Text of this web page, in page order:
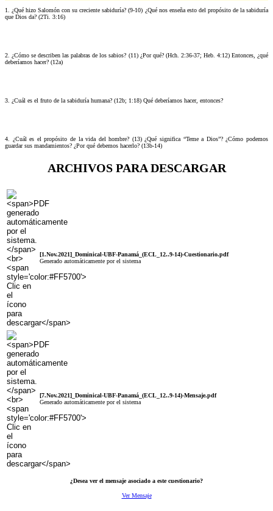
1. ¿Qué hizo Salomón con su creciente sabiduría? (9-10) ¿Qué nos enseña esto del propósito de la sabiduría
que Dios da? (2Ti. 3:16)
2. ¿Cómo se describen las palabras de los sabios? (11) ¿Por qué? (Hch. 2:36-37; Heb. 4:12) Entonces, ¿qué
deberíamos hacer? (12a)
3. ¿Cuál es el fruto de la sabiduría humana? (12b; 1:18) Qué deberíamos hacer, entonces?
4. ¿Cuál es el propósito de la vida del hombre? (13) ¿Qué significa “Teme a Dios”? ¿Cómo podemos
guardar sus mandamientos? ¿Por qué debemos hacerlo? (13b-14)
ARCHIVOS PARA DESCARGAR
[1.Nov.2021]_Dominical-UBF-Panamá_(ECL_12..9-14)-Cuestionario.pdf
Generado automáticamente por el sistema
[7.Nov.2021]_Dominical-UBF-Panamá_(ECL_12..9-14)-Mensaje.pdf
Generado automáticamente por el sistema
¿Desea ver el mensaje asociado a este cuestionario?
Ver Mensaje